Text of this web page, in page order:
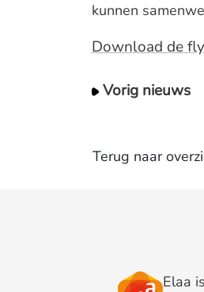
kunnen
Download de
Vorig nieuws
Terug naar
Elaa